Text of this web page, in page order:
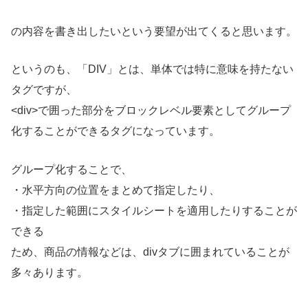
の内容を書き出したいという要望が出てくると思います。
というのも、「DIV」とは、単体では特に意味を持たない
タグですが、
<div>で囲った部分をブロックレベル要素としてグループ
化することができるタグになっています。
グループ化することで、
・水平方向の位置をまとめて指定したり、
・指定した範囲にスタイルシートを適用したりすることが
できる
ため、商品の情報などは、divタブに囲まれていることが
多々あります。